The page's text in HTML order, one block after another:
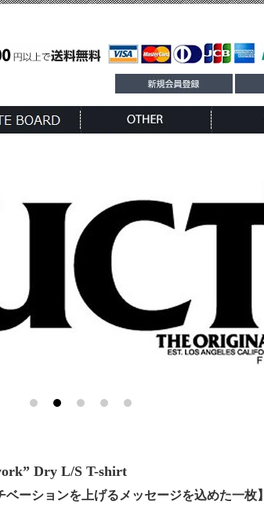
Dry L/S T-shirt
ベーションを上げるメッセージを込めた一枚】